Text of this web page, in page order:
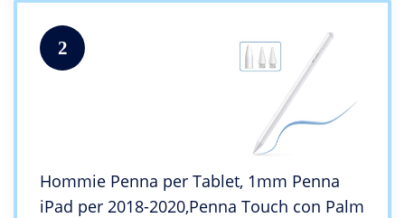
2
Hommie Penna per Tablet, 1mm Penna
iPad per 2018-2020,Penna Touch con Palm